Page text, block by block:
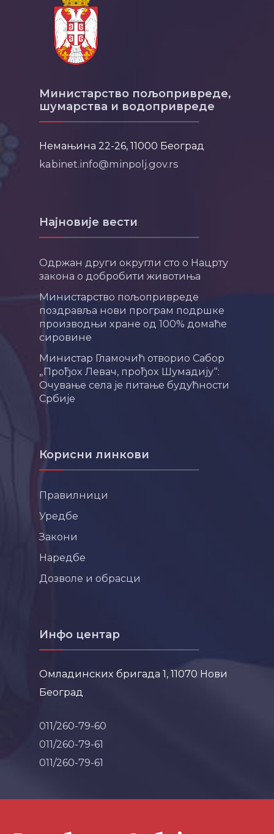
Министарство пољопривреде,
шумарства и водопривреде
Немањина 22-26, 11000 Београд
kabinet.info@minpolj.gov.rs
Најновије вести
Одржан други округли сто о Нацрту
закона о добробити животиња
Министарство пољопривреде
поздравља нови програм подршке
производњи хране од 100% домаће
сировине
Министар Гламочић отворио Сабор
„Прођох Левач, прођох Шумадију“:
Очување села је питање будућности
Србије
Корисни линкови
Правилници
Уредбе
Закони
Наредбе
Дозволе и обрасци
Инфо центар
Омладинских бригада 1, 11070 Нови
Београд
011/260-79-60
011/260-79-61
011/260-79-61